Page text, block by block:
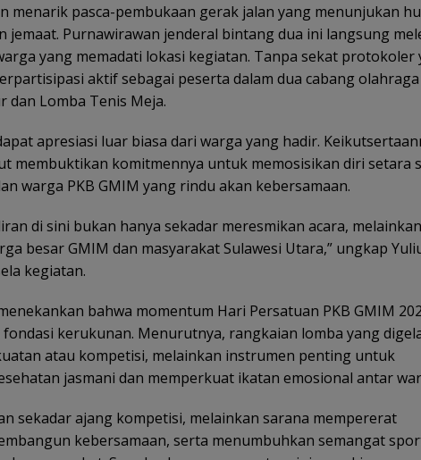
menarik pasca-pembukaan gerak jalan yang menunjukan
jemaat. Purnawirawan jenderal bintang dua ini langsung
yang memadati lokasi kegiatan. Tanpa sekat protokoler
aktif sebagai peserta dalam dua cabang
dan Lomba Tenis Meja.
apresiasi luar biasa dari warga yang hadir.
membuktikan komitmennya untuk memosisikan diri setara
warga PKB GMIM yang rindu akan kebersamaan.
di sini bukan hanya sekadar meresmikan acara,
besar GMIM dan masyarakat Sulawesi Utara,” ungkap
kegiatan.
bahwa momentum Hari Persatuan PKB GMIM
kerukunan. Menurutnya, rangkaian lomba yang
atau kompetisi, melainkan instrumen penting untuk
jasmani dan memperkuat ikatan emosional antar
sekadar ajang kompetisi, melainkan sarana mempererat
kebersamaan, serta menumbuhkan semangat